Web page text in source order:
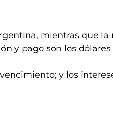
mientras que la
y pago son los
y los